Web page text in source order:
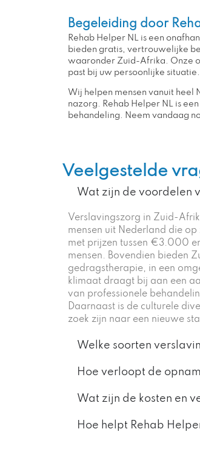
Begeleiding door
Rehab Helper NL is een
bieden gratis, vertrouwelijke
waaronder Zuid-Afrika. Onze
past bij uw persoonlijke situatie.
Wij helpen mensen vanuit heel
nazorg. Rehab Helper NL is
behandeling. Neem vandaag
Veelgestelde
Wat zijn de voordelen
Verslavingszorg in Zuid-
mensen uit Nederland die
met prijzen tussen €3.000
mensen. Bovendien bieden
gedragstherapie, in een
klimaat draagt bij aan een
van professionele
Daarnaast is de culturele
zoek zijn naar een nieuwe
Welke soorten
Hoe verloopt de
Wat zijn de kosten en
Hoe helpt Rehab